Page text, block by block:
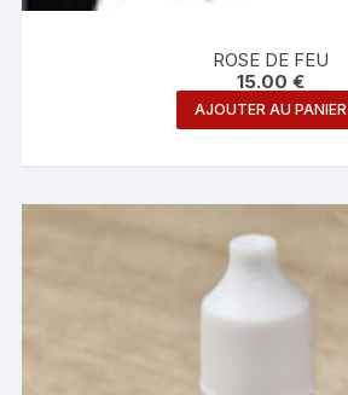
ROSE DE FEU
15.00 €
AJOUTER AU PANIER